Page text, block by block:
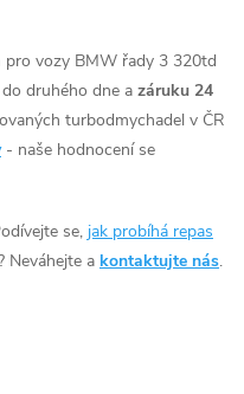
pro vozy BMW řady 3 320td
do druhého dne a záruku 24
turbodmychadel v ČR
- naše hodnocení se
se, jak probíhá repas
Neváhejte a kontaktujte nás.